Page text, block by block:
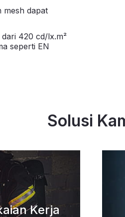
mesh dapat
420 cd/lx.m²
seperti EN
Solusi
Kerja